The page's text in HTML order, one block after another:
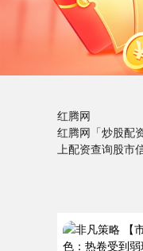
红腾网
红腾网「炒股配
上配资查询股市